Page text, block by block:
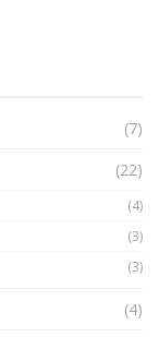
(7)
(22)
(4)
(3)
(3)
(4)